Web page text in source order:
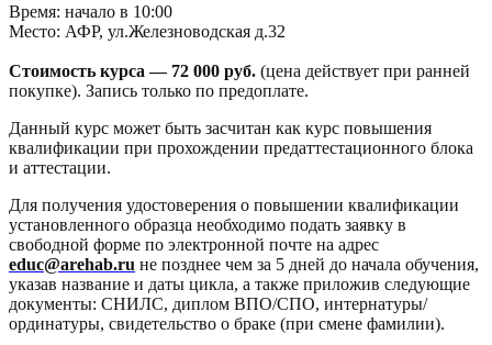
Время: начало в 10:00
Место: АФР, ул.Железноводская д.32
Стоимость курса — 72 000 руб. (цена действует при ранней
покупке). Запись только по предоплате.
Данный курс может быть засчитан как курс повышения
квалификации при прохождении предаттестационного блока
и аттестации.
Для получения удостоверения о повышении квалификации
установленного образца необходимо подать заявку в
свободной форме по электронной почте на адрес
educ@arehab.ru не позднее чем за 5 дней до начала обучения,
указав название и даты цикла, а также приложив следующие
документы: СНИЛС, диплом ВПО/СПО, интернатуры/
ординатуры, свидетельство о браке (при смене фамилии).